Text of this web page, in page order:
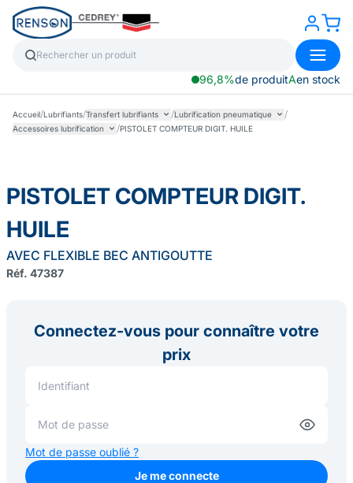
96,8%de produitAen stock
Accueil/Lubrifiants/Transfert lubrifiants /Lubrification pneumatique /
Accessoires lubrification /PISTOLET COMPTEUR DIGIT. HUILE
PISTOLET COMPTEUR DIGIT.
HUILE
AVEC FLEXIBLE BEC ANTIGOUTTE
Réf. 47387
Connectez-vous pour connaître votre
prix
Mot de passe oublié ?
Je me connecte